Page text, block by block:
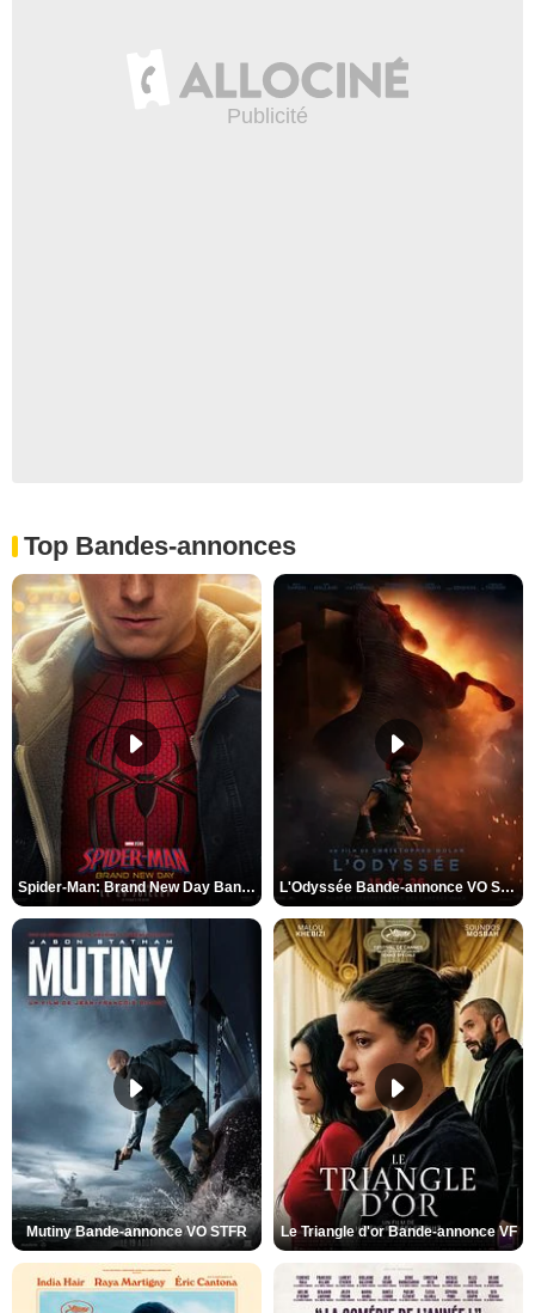
Top Bandes-annonces
Spider-Man: Brand New Day Bande-annonce VO STFR L'Odyssée Bande-annonce VO STFR
Mutiny Bande-annonce VO STFR Le Triangle d'or Bande-annonce VF